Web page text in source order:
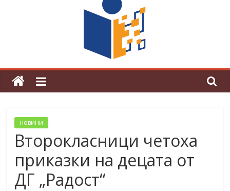
граници“
Магията на Андерсен оживя в ОУ
„Любен Каравелов“
новини
Второкласници четоха
приказки на децата от
ДГ „Радост“